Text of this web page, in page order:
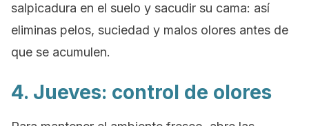
salpicadura en el suelo y sacudir su cama: así
eliminas pelos, suciedad y malos olores antes de
que se acumulen.
4. Jueves: control de olores